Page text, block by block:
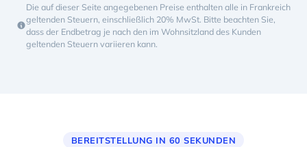
Die auf dieser Seite angegebenen Preise enthalten alle in Frankreich
geltenden Steuern, einschließlich 20% MwSt. Bitte beachten Sie,
dass der Endbetrag je nach den im Wohnsitzland des Kunden
geltenden Steuern variieren kann.
BEREITSTELLUNG IN 60 SEKUNDEN